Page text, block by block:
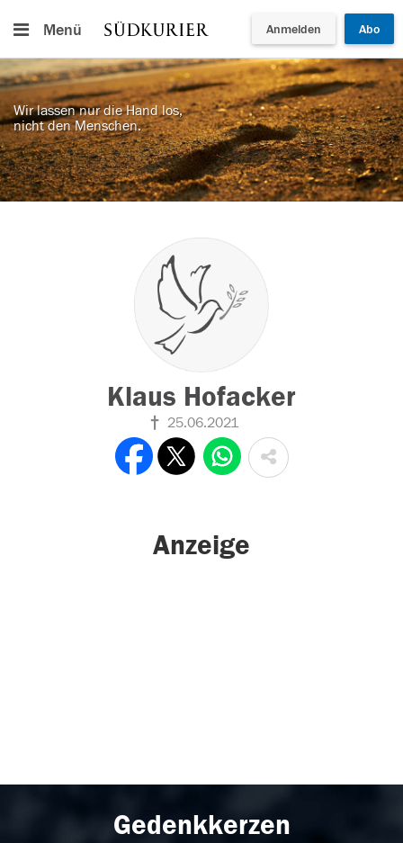
Menü Anmelden Abo
Wir lassen nur die Hand los,
nicht den Menschen.
Klaus Hofacker
25.06.2021
Anzeige
Gedenkkerzen